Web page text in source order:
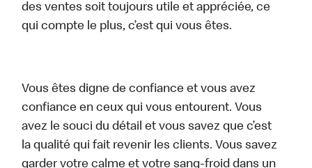
des ventes soit toujours utile et appréciée, ce
qui compte le plus, c’est qui vous êtes.
Vous êtes digne de confiance et vous avez
confiance en ceux qui vous entourent. Vous
avez le souci du détail et vous savez que c’est
la qualité qui fait revenir les clients. Vous savez
garder votre calme et votre sang-froid dans un